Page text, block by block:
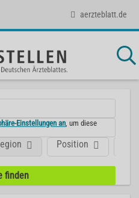
aerzteblatt.de
Einstellungen an , um diese
Position